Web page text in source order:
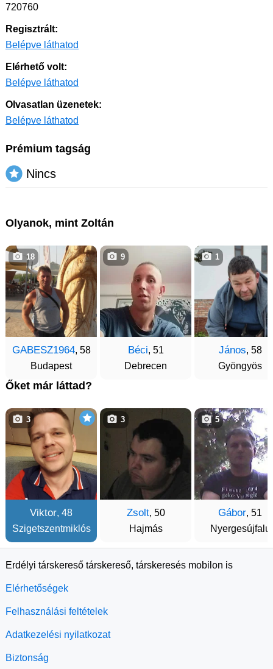
720760
Regisztrált:
Belépve láthatod
Elérhető volt:
Belépve láthatod
Olvasatlan üzenetek:
Belépve láthatod
Prémium tagság
Nincs
Olyanok, mint Zoltán
GABESZ1964, 58
Budapest
18
Béci, 51
Debrecen
9
János, 58
Gyöngyös
1
Őket már láttad?
Viktor, 48
Szigetszentmiklós
3
Zsolt, 50
Hajmás
3
Gábor, 51
Nyergesújfalu
5
Erdélyi társkereső társkereső, társkeresés mobilon is
Elérhetőségek
Felhasználási feltételek
Adatkezelési nyilatkozat
Biztonság